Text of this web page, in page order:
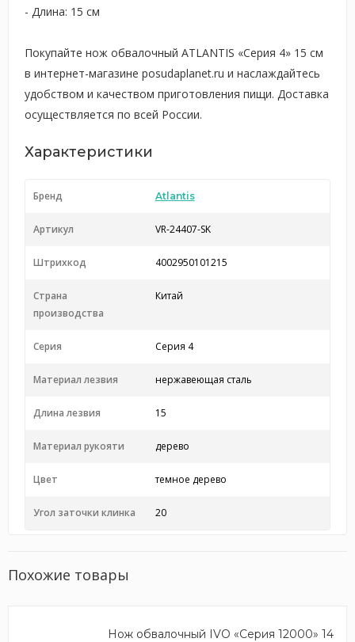
- Длина: 15 см
Покупайте нож обвалочный ATLANTIS «Серия 4» 15 см
в интернет-магазине posudaplanet.ru и наслаждайтесь
удобством и качеством приготовления пищи. Доставка
осуществляется по всей России.
Характеристики
Бренд Atlantis
Артикул VR-24407-SK
Штрихкод 4002950101215
Страна
производства
Китай
Серия Серия 4
Материал лезвия нержавеющая сталь
Длина лезвия 15
Материал рукояти дерево
Цвет темное дерево
Угол заточки клинка 20
Похожие товары
Нож обвалочный IVO «Серия 12000» 14